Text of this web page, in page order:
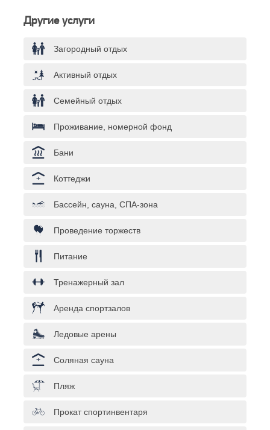
Другие услуги
Загородный отдых
Активный отдых
Семейный отдых
Проживание, номерной фонд
Бани
Коттеджи
Бассейн, сауна, СПА-зона
Проведение торжеств
Питание
Тренажерный зал
Аренда спортзалов
Ледовые арены
Соляная сауна
Пляж
Прокат спортинвентаря